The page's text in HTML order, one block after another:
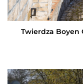
Twierdza Boyen